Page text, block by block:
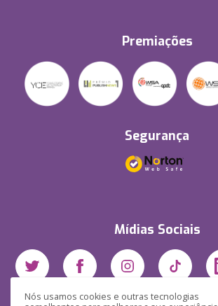
Nós usamos cookies e outras tecnologias
Premiações
Segurança
Mídias Sociais